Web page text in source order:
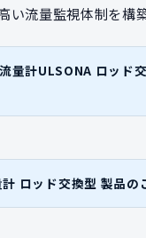
い流量監視体制を構築
量計ULSONA ロッド
ロッド交換型 製品の